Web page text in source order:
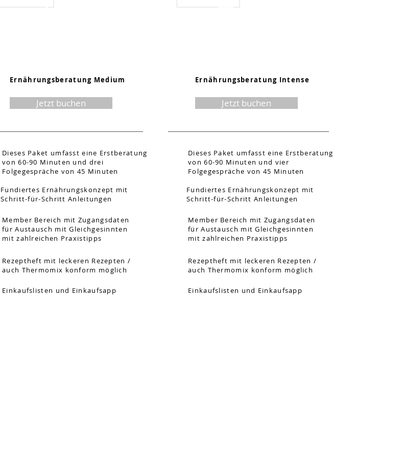
Jetzt buchen
Ernährungsberatung Medium
Dieses Paket umfasst eine Erstberatung
von 60-90 Minuten und drei
Folgegespräche von 45 Minuten
Fundiertes Ernährungskonzept mit
Schritt-für-Schritt Anleitungen
Member Bereich mit Zugangsdaten
für Austausch mit Gleichgesinnten
mit zahlreichen Praxistipps
Rezeptheft mit leckeren Rezepten /
auch Thermomix konform möglich
Einkaufslisten und Einkaufsapp
Jetzt buchen
Ernährungsberatung Intense
Dieses Paket umfasst eine Erstberatung
von 60-90 Minuten und vier
Folgegespräche von 45 Minuten
Fundiertes Ernährungskonzept mit
Schritt-für-Schritt Anleitungen
Member Bereich mit Zugangsdaten
für Austausch mit Gleichgesinnten
mit zahlreichen Praxistipps
Rezeptheft mit leckeren Rezepten /
auch Thermomix konform möglich
Einkaufslisten und Einkaufsapp